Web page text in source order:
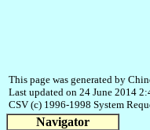
This page was generated by
Last updated on 24 June 2014
CSV (c) 1996-1998 System
Navigator